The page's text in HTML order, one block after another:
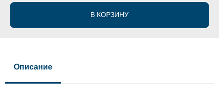
В КОРЗИНУ
Описание